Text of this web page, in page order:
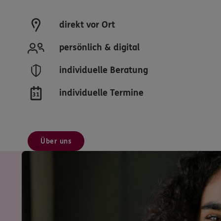
direkt vor Ort
persönlich & digital
individuelle Beratung
individuelle Termine
Über uns